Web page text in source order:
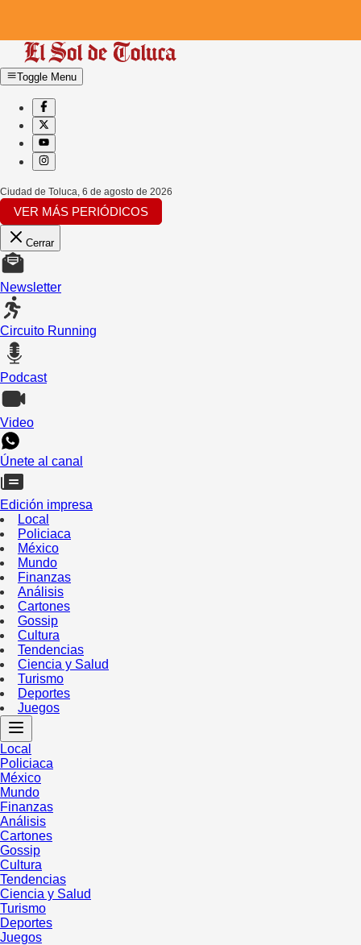
Toggle Menu
Ciudad de Toluca 6 de agosto de 2026
VER MÁS PERIÓDICOS
Cerrar
Newsletter
Circuito Running
Podcast
Video
Únete al canal
Edición impresa
Local
Policiaca
México
Mundo
Finanzas
Análisis
Cartones
Gossip
Cultura
Tendencias
Ciencia y Salud
Turismo
Deportes
Juegos
Local
Policiaca
México
Mundo
Finanzas
Análisis
Cartones
Gossip
Cultura
Tendencias
Ciencia y Salud
Turismo
Deportes
Juegos